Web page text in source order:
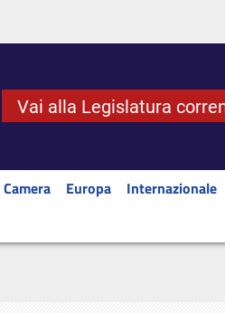
Vai alla Legislatura
Europa
Internazionale